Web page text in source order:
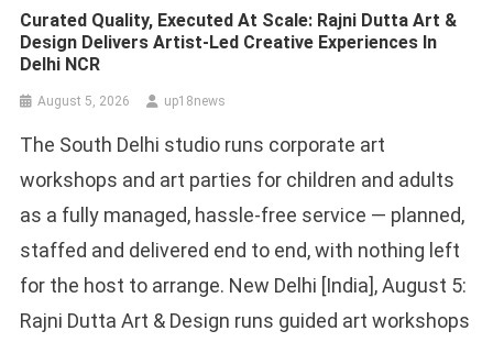
Curated Quality, Executed At Scale: Rajni Dutta Art &
Design Delivers Artist-Led Creative Experiences In
Delhi NCR
August 5, 2026 up18news
The South Delhi studio runs corporate art
workshops and art parties for children and adults
as a fully managed, hassle-free service — planned,
staffed and delivered end to end, with nothing left
for the host to arrange. New Delhi [India], August 5:
Rajni Dutta Art & Design runs guided art workshops